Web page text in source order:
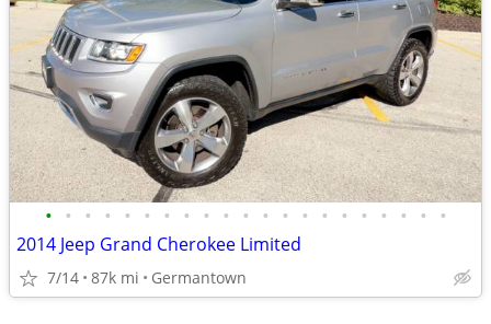
• • • • • • • • • • • • • • • • • • • • •
2014 Jeep Grand Cherokee Limited
7/14 87k mi Germantown